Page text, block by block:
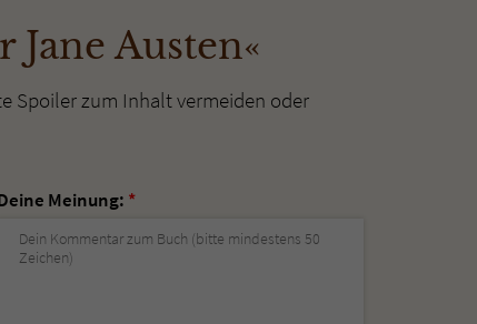
Austen«
Spoiler zum Inhalt vermeiden oder
Meinung: *